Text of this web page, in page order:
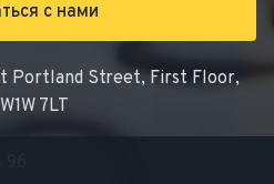
с нами
Portland Street, First Floor,
7LT